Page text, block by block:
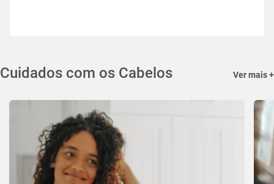
Cuidados com os Cabelos Ver mais +